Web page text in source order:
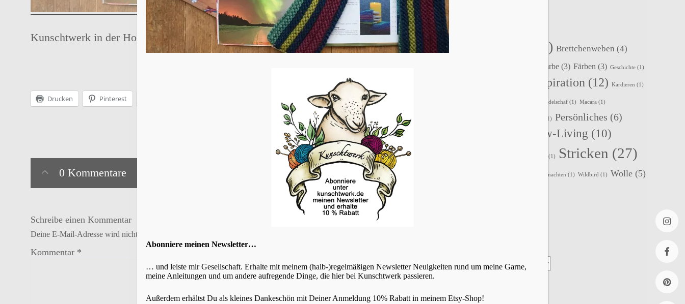
Kunschtwerk in der Holunderelfe
Drucken Pinterest
0 Kommentare
Schreibe einen Kommentar
Deine E-Mail-Adresse wird nicht veröffentlicht.
Kommentar *
(22) Brettchenweben (4)
Farbe(3) Färben (3) Geschichte(1)
Inspiration (12) Kardieren (1)
Lavendelschaf(1) Macara (1)
(1) Persönliches (6)
Slow-Living (10)
(1) Stricken (27)
Weihnachten (1) Wildbird (1) Wolle(5)
Abonniere meinen Newsletter…
… und leiste mir Gesellschaft. Erhalte mit meinem (halb-)regelmäßigen Newsletter Neuigkeiten rund um meine Garne,
meine Anleitungen und um andere aufregende Dinge, die hier bei Kunschtwerk passieren.
Außerdem erhältst Du als kleines Dankeschön mit Deiner Anmeldung 10% Rabatt in meinem Etsy-Shop!